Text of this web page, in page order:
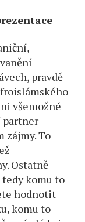
pravdě
všemožné
partner
zájmy. To
Ostatně
tedy komu to
hodnotit
komu to